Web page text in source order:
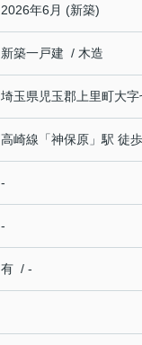
2026年6月 (新築)
新築一戸建 / 木造
埼玉県児玉郡上里町大
高崎線 「神保原 」駅 徒
-
-
有 / -